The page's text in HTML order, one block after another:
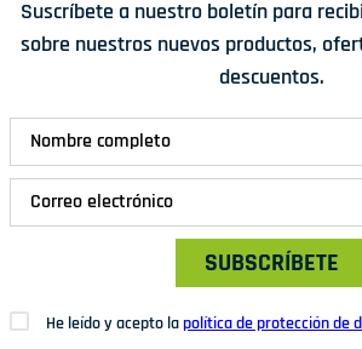
Suscríbete a nuestro boletín para
sobre nuestros nuevos productos,
descuentos.
SUBSCRÍBETE
He leído y acepto lapolítica de protección de